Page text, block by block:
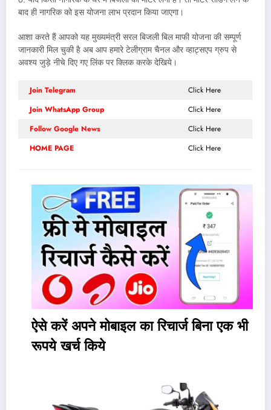
बाद ही नागरिक को इस योजना लाभ प्रदान किया जाएगा।
आशा करते हैं आपको यह मुख्यमंत्री सरल बिजली बिल माफी योजना की सम्पूर्ण
जानकारी मिल चुकी है अब आप हमारे टेलीग्राम चैनल और व्हाट्सएप ग्रुप से
अवश्य जुड़े नीचे दिए गए लिंक पर क्लिक करके देखिये।
Join Telegram
Click Here
Join WhatsApp Group
Click Here
Follow Google News
Click Here
HOME PAGE
Click Here
ऐसे करें अपने मोबाइल का रिचार्ज बिना एक भी
रूपये खर्च किये